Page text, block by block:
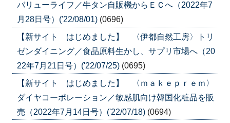
バリューライフ／牛タン自販機からＥＣへ（2022年7
月28日号）('22/08/01) (0696)
【新サイト はじめました】 〈伊都自然工房〉トリ
ゼンダイニング／食品原料生かし、サプリ市場へ（20
22年7月21日号）('22/07/25) (0695)
【新サイト はじめました】 〈ｍａｋｅｐｒｅｍ〉
ダイヤコーポレーション／敏感肌向け韓国化粧品を販
売（2022年7月14日号）('22/07/18) (0694)